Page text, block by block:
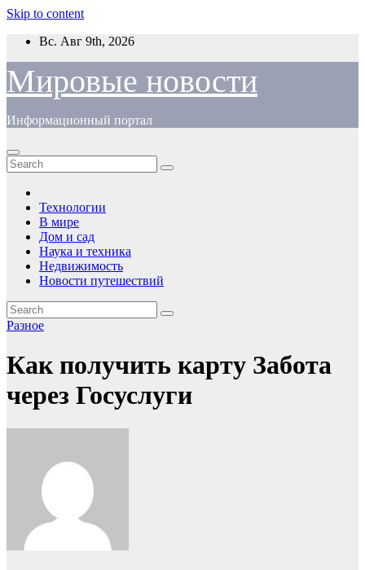
Skip to content
Вс. Авг 9th, 2026
Мировые новости
Информационный портал
Технологии
В мире
Дом и сад
Наука и техника
Недвижимость
Новости путешествий
Разное
Как получить карту Забота
через Госуслуги